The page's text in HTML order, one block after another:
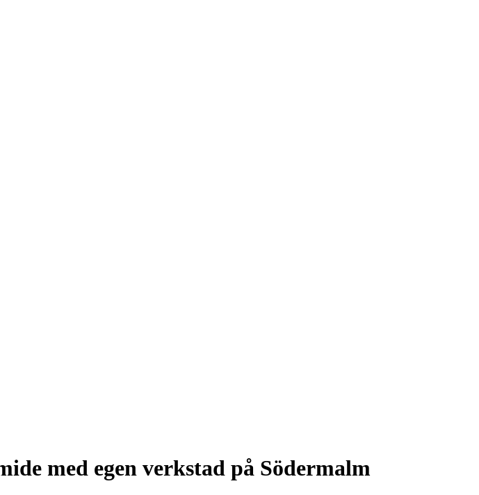
med egen verkstad på Södermalm